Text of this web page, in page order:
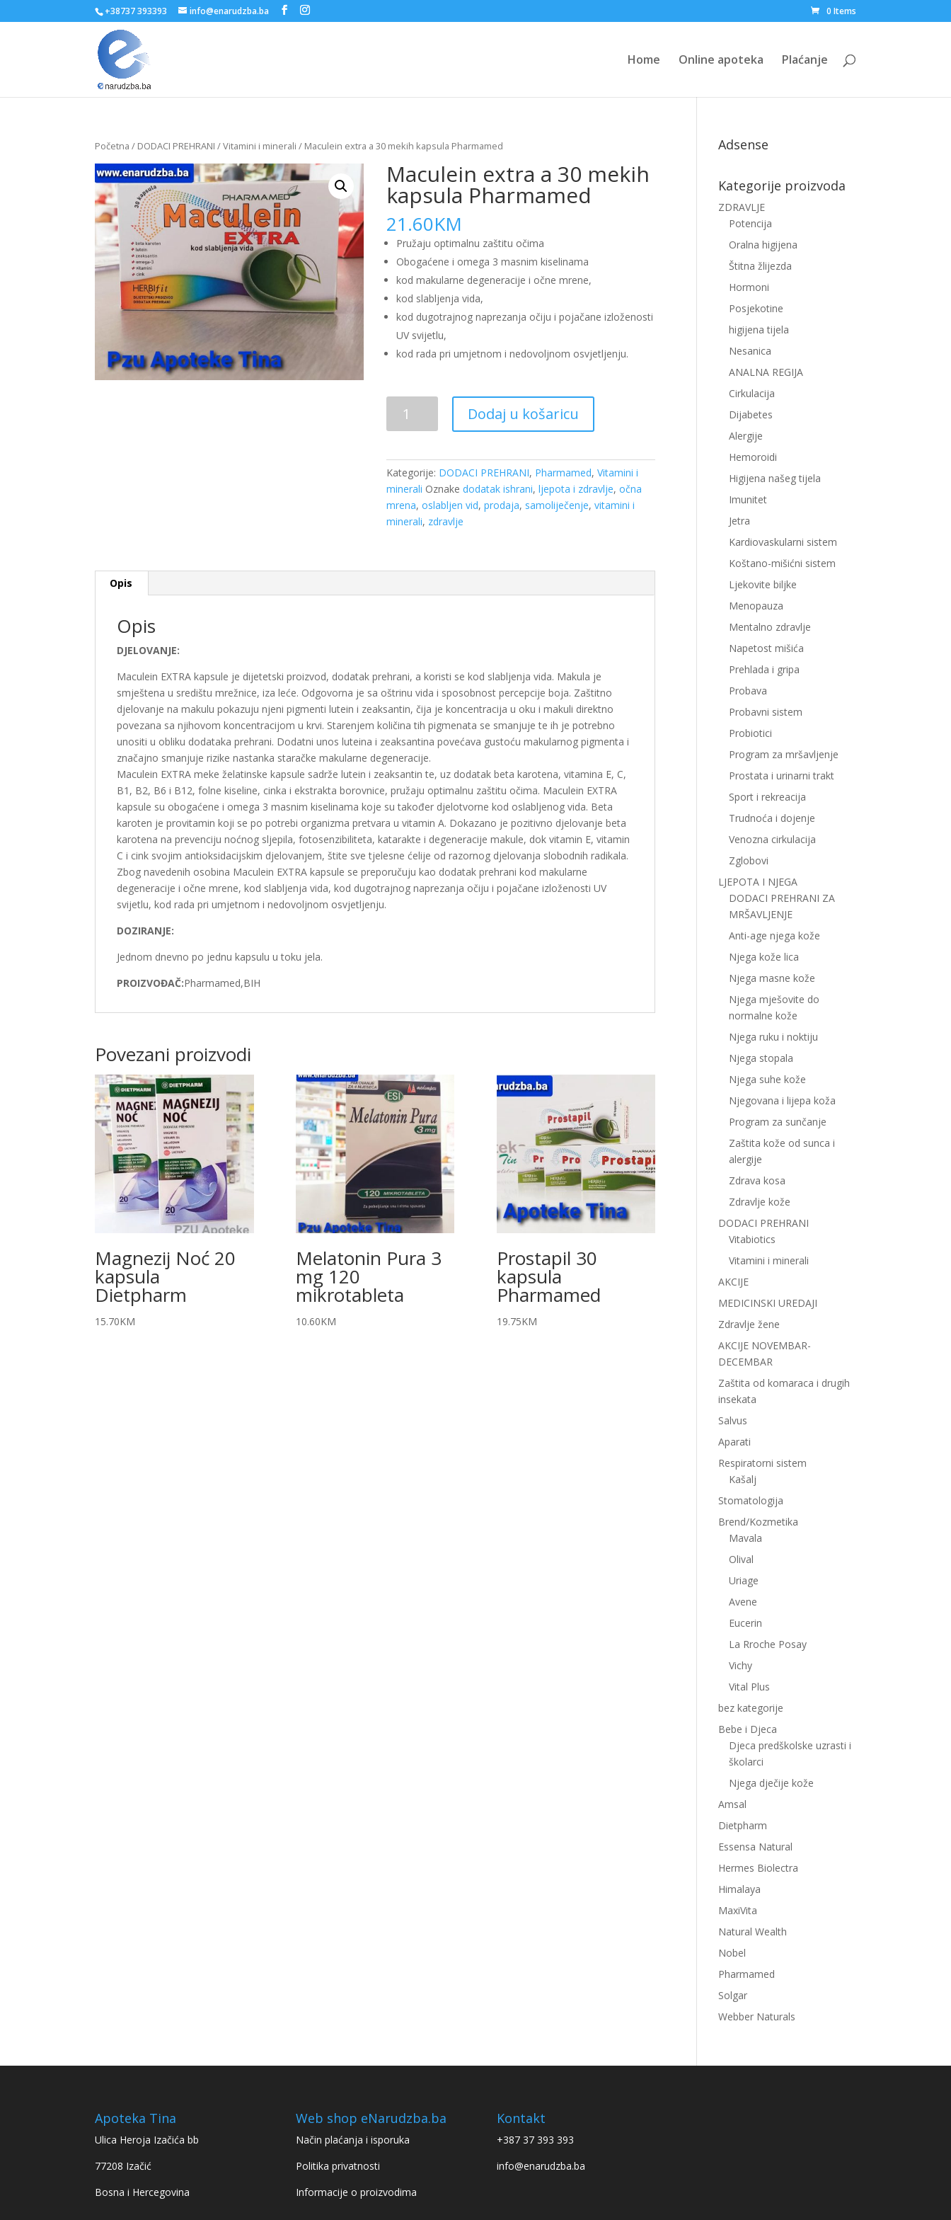
+38737 393393 info@enarudzba.ba 0 Items
Home Online apoteka Plaćanje
Početna / DODACI PREHRANI /Vitamini i minerali / Maculein extra a 30 mekih kapsula Pharmamed
Maculein extra a 30 mekih
kapsula Pharmamed
21.60KM
Pružaju optimalnu zaštitu očima
Obogaćene i omega 3 masnim kiselinama
kod makularne degeneracije i očne mrene,
kod slabljenja vida,
kod dugotrajnog naprezanja očiju i pojačane izloženosti
UV svijetlu,
kod rada pri umjetnom i nedovoljnom osvjetljenju.
extra
mekih
kapsula
Pharmamed
količina
Dodaj u košaricu
Kategorije: DODACI PREHRANI, Pharmamed,Vitamini i
minerali Oznakedodatak ishrani,ljepota i zdravlje,očna
mrena,oslabljen vid,prodaja, samoliječenje,vitamini i
minerali, zdravlje
Opis
Opis
DJELOVANJE:
Maculein EXTRA kapsule je dijetetski proizvod, dodatak prehrani, a koristi se kod slabljenja vida. Makula je
smještena u središtu mrežnice, iza leće. Odgovorna je sa oštrinu vida i sposobnost percepcije boja. Zaštitno
djelovanje na makulu pokazuju njeni pigmenti lutein i zeaksantin, čija je koncentracija u oku i makuli direktno
povezana sa njihovom koncentracijom u krvi. Starenjem količina tih pigmenata se smanjuje te ih je potrebno
unositi u obliku dodataka prehrani. Dodatni unos luteina i zeaksantina povećava gustoću makularnog pigmenta i
značajno smanjuje rizike nastanka staračke makularne degeneracije.
Maculein EXTRA meke želatinske kapsule sadrže lutein i zeaksantin te, uz dodatak beta karotena, vitamina E, C,
B1, B2, B6 i B12, folne kiseline, cinka i ekstrakta borovnice, pružaju optimalnu zaštitu očima. Maculein EXTRA
kapsule su obogaćene i omega 3 masnim kiselinama koje su također djelotvorne kod oslabljenog vida. Beta
karoten je provitamin koji se po potrebi organizma pretvara u vitamin A. Dokazano je pozitivno djelovanje beta
karotena na prevenciju noćnog sljepila, fotosenzibiliteta, katarakte i degeneracije makule, dok vitamin E, vitamin
C i cink svojim antioksidacijskim djelovanjem, štite sve tjelesne ćelije od razornog djelovanja slobodnih radikala.
Zbog navedenih osobina Maculein EXTRA kapsule se preporučuju kao dodatak prehrani kod makularne
degeneracije i očne mrene, kod slabljenja vida, kod dugotrajnog naprezanja očiju i pojačane izloženosti UV
svijetlu, kod rada pri umjetnom i nedovoljnom osvjetljenju.
DOZIRANJE:
Jednom dnevno po jednu kapsulu u toku jela.
PROIZVOĐAČ:Pharmamed,BIH
Povezani proizvodi
Magnezij Noć 20
kapsula
Dietpharm
15.70KM
Melatonin Pura 3
mg 120
mikrotableta
10.60KM
Prostapil 30
kapsula
Pharmamed
19.75KM
Adsense
Kategorije proizvoda
ZDRAVLJE
Potencija
Oralna higijena
Štitna žlijezda
Hormoni
Posjekotine
higijena tijela
Nesanica
ANALNA REGIJA
Cirkulacija
Dijabetes
Alergije
Hemoroidi
Higijena našeg tijela
Imunitet
Jetra
Kardiovaskularni sistem
Koštano-mišićni sistem
Ljekovite biljke
Menopauza
Mentalno zdravlje
Napetost mišića
Prehlada i gripa
Probava
Probavni sistem
Probiotici
Program za mršavljenje
Prostata i urinarni trakt
Sport i rekreacija
Trudnoća i dojenje
Venozna cirkulacija
Zglobovi
LJEPOTA I NJEGA
DODACI PREHRANI ZA
MRŠAVLJENJE
Anti-age njega kože
Njega kože lica
Njega masne kože
Njega mješovite do
normalne kože
Njega ruku i noktiju
Njega stopala
Njega suhe kože
Njegovana i lijepa koža
Program za sunčanje
Zaštita kože od sunca i
alergije
Zdrava kosa
Zdravlje kože
DODACI PREHRANI
Vitabiotics
Vitamini i minerali
AKCIJE
MEDICINSKI UREDAJI
Zdravlje žene
AKCIJE NOVEMBAR-
DECEMBAR
Zaštita od komaraca i drugih
insekata
Salvus
Aparati
Respiratorni sistem
Kašalj
Stomatologija
Brend/Kozmetika
Mavala
Olival
Uriage
Avene
Eucerin
La Rroche Posay
Vichy
Vital Plus
bez kategorije
Bebe i Djeca
Djeca predškolske uzrasti i
školarci
Njega dječije kože
Amsal
Dietpharm
Essensa Natural
Hermes Biolectra
Himalaya
MaxiVita
Natural Wealth
Nobel
Pharmamed
Solgar
Webber Naturals
Apoteka Tina
Ulica Heroja Izačića bb
77208 Izačić
Bosna i Hercegovina
Web shop eNarudzba.ba
Način plaćanja i isporuka
Politika privatnosti
Informacije o proizvodima
Kontakt
+387 37 393 393
info@enarudzba.ba